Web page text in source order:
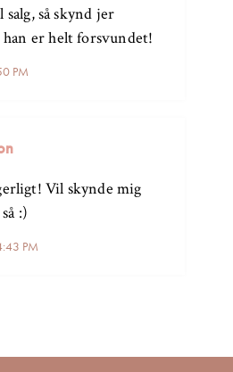
PM
så skynd jer
er helt forsvundet!
PM
Vil skynde mig
:)